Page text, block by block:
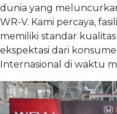
dunia yang
WR-V. Kami percaya,
memiliki standar
ekspektasi dari
Internasional di waktu